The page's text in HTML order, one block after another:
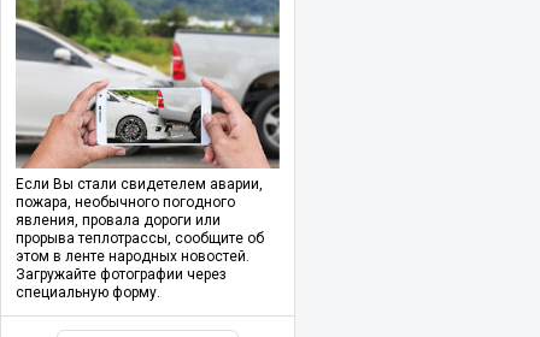
Если Вы стали свидетелем аварии,
пожара, необычного погодного
явления, провала дороги или
прорыва теплотрассы, сообщите об
этом в ленте народных новостей.
Загружайте фотографии через
специальную форму.